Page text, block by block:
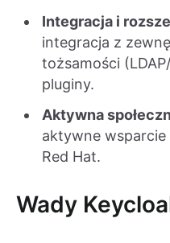
Integracja i
integracja z
tożsamości
pluginy.
Aktywna
aktywne wsparcie
Red Hat.
Wady